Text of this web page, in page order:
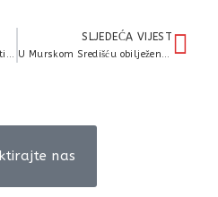
Zbirna prijava oboljenja/smrti od gripe
SLJEDEĆA VIJEST
U Murskom Središću obilježen Svjetski i Nacionalni dan sigurnosti i zdravlja na radu
nas